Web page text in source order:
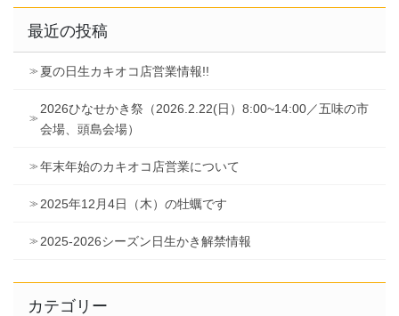
最近の投稿
夏の日生カキオコ店営業情報!!
2026ひなせかき祭（2026.2.22(日）8:00~14:00／五味の市
会場、頭島会場）
年末年始のカキオコ店営業について
2025年12月4日（木）の牡蠣です
2025-2026シーズン日生かき解禁情報
カテゴリー